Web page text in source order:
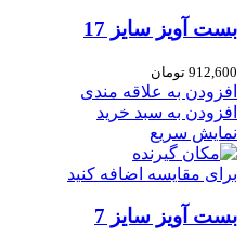
بست آویز سایز 17
912,600 تومان
افزودن به علاقه مندی
افزودن به سبد خرید
نمایش سریع
برای مقایسه اضافه کنید
بست آویز سایز 7